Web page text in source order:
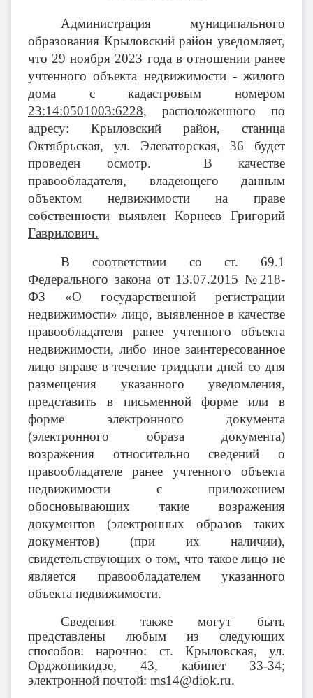
Администрация муниципального
образования Крыловский район уведомляет,
что 29 ноября 2023 года в отношении ранее
учтенного объекта недвижимости - жилого
дома с кадастровым номером
23:14:0501003:6228, расположенного по
адресу: Крыловский район, станица
Октябрьская, ул. Элеваторская, 36 будет
проведен осмотр. В качестве
правообладателя, владеющего данным
объектом недвижимости на праве
собственности выявлен Корнеев Григорий
Гаврилович.
В соответствии со ст. 69.1
Федерального закона от 13.07.2015 №218-
ФЗ «О государственной регистрации
недвижимости» лицо, выявленное в качестве
правообладателя ранее учтенного объекта
недвижимости, либо иное заинтересованное
лицо вправе в течение тридцати дней со дня
размещения указанного уведомления,
представить в письменной форме или в
форме электронного документа
(электронного образа документа)
возражения относительно сведений о
правообладателе ранее учтенного объекта
недвижимости с приложением
обосновывающих такие возражения
документов (электронных образов таких
документов) (при их наличии),
свидетельствующих о том, что такое лицо не
является правообладателем указанного
объекта недвижимости.
Сведения также могут быть
представлены любым из следующих
способов: нарочно: ст. Крыловская, ул.
Орджоникидзе, 43, кабинет 33-34;
электронной почтой: ms14@diok.ru.